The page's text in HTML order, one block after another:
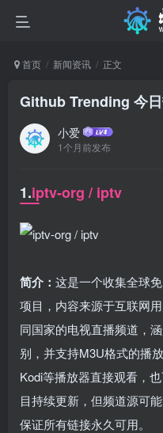
首页 新闻资讯 正文
Github Trending 今
小爱
1个月前发布
1.iptv-org / iptv
简介： 这是一个收集全球
项目，内容来源于互联网
同国家的电视直播频道，
别，并支持M3U格式的播
Kodi等播放器直接观看，
目持续更新，但频道源可
保证所有链接永久可用。